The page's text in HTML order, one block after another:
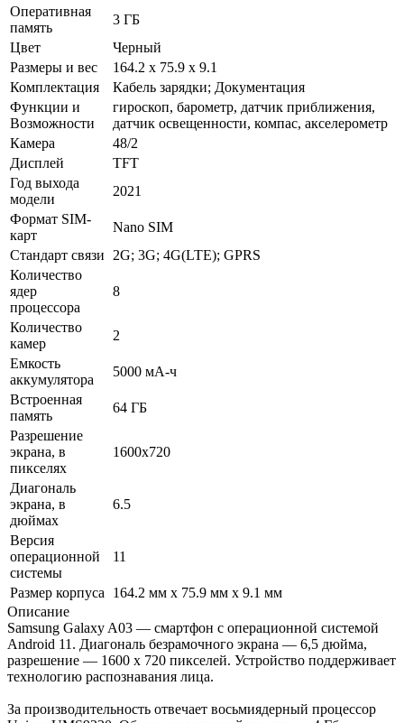
Оперативная
память
3 ГБ
Цвет
Черный
Размеры и вес
164.2 x 75.9 x 9.1
Комплектация
Кабель зарядки; Документация
Функции и
Возможности
гироскоп, барометр, датчик приближения,
датчик освещенности, компас, акселерометр
Камера
48/2
Дисплей
TFT
Год выхода
модели
2021
Формат SIM-
карт
Nano SIM
Стандарт связи
2G; 3G; 4G(LTE); GPRS
Количество
ядер
процессора
8
Количество
камер
2
Емкость
аккумулятора
5000 мА-ч
Встроенная
память
64 ГБ
Разрешение
экрана, в
пикселях
1600x720
Диагональ
экрана, в
дюймах
6.5
Версия
операционной
системы
11
Размер корпуса
164.2 мм x 75.9 мм x 9.1 мм
Описание
Samsung Galaxy A03 — смартфон с операционной системой
Android 11. Диагональ безрамочного экрана — 6,5 дюйма,
разрешение — 1600 х 720 пикселей. Устройство поддерживает
технологию распознавания лица.
За производительность отвечает восьмиядерный процессор